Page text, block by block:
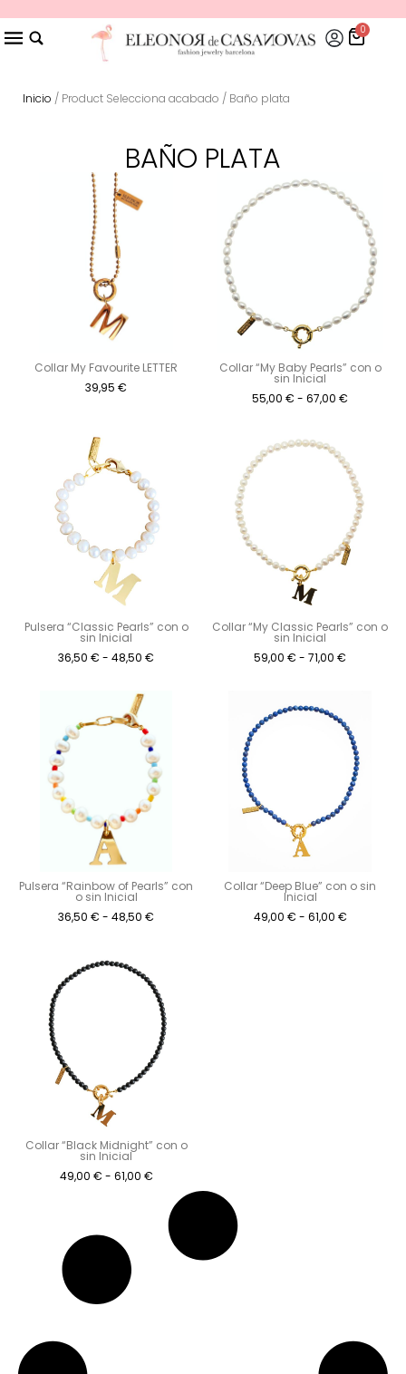
0
Inicio / Product Selecciona acabado / Baño plata
BAÑO PLATA
Collar My Favourite LETTER
39,95 €
Collar “My Baby Pearls” con o
sin Inicial
55,00 € - 67,00 €
Pulsera “Classic Pearls” con o
sin Inicial
36,50 € - 48,50 €
Collar “My Classic Pearls” con o
sin Inicial
59,00 € - 71,00 €
Pulsera “Rainbow of Pearls” con
o sin Inicial
36,50 € - 48,50 €
Collar “Deep Blue” con o sin
Inicial
49,00 € - 61,00 €
Collar “Black Midnight” con o
sin Inicial
49,00 € - 61,00 €